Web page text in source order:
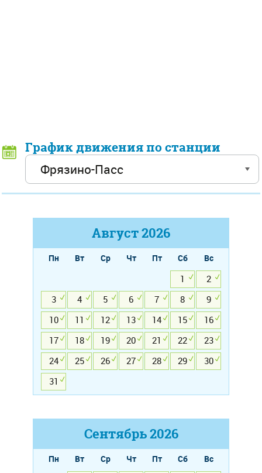
График движения по станции
Август2026
Пн Вт Ср Чт Пт Сб
Вс
1
2
3
4 5 6 7 8
9
10
11 12 13 14 15
16
17
18 19 20 21 22
23
24
25 26 27 28 29
30
31
Сентябрь2026
Пн Вт Ср Чт Пт Сб
Вс